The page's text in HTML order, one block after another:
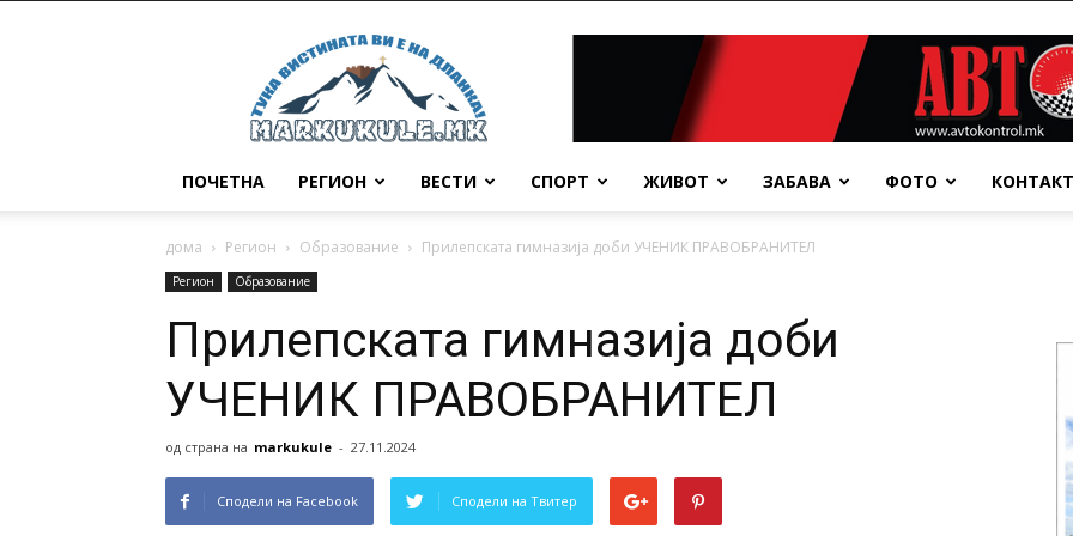
Маркукуле
ПОЧЕТНА РЕГИОН ВЕСТИ СПОРТ ЖИВОТ ЗАБАВА ФОТО КОНТАКТ
дома Регион Образование Прилепската гимназија доби УЧЕНИК ПРАВОБРАНИТЕЛ
Регион Образование
Прилепската гимназија доби
УЧЕНИК ПРАВОБРАНИТЕЛ
од страна на markukule - 27.11.2024
Сподели на Facebook Сподели на Твитер